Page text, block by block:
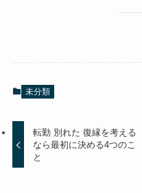
未分類
転勤 別れた 復縁を考える
なら最初に決める4つのこ
と